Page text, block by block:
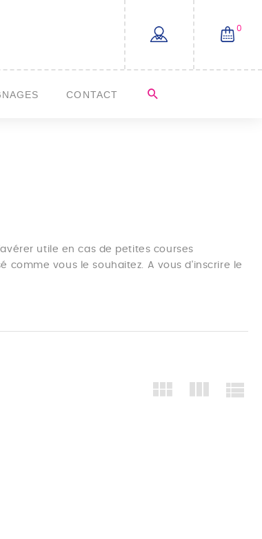
0
CONTACT
utile en cas de petites courses
vous le souhaitez. A vous d'inscrire le